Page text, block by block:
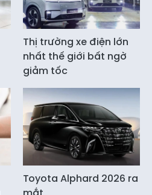
Thị trường xe điện lớn
nhất thế giới bất ngờ
giảm tốc
Toyota Alphard 2026 ra